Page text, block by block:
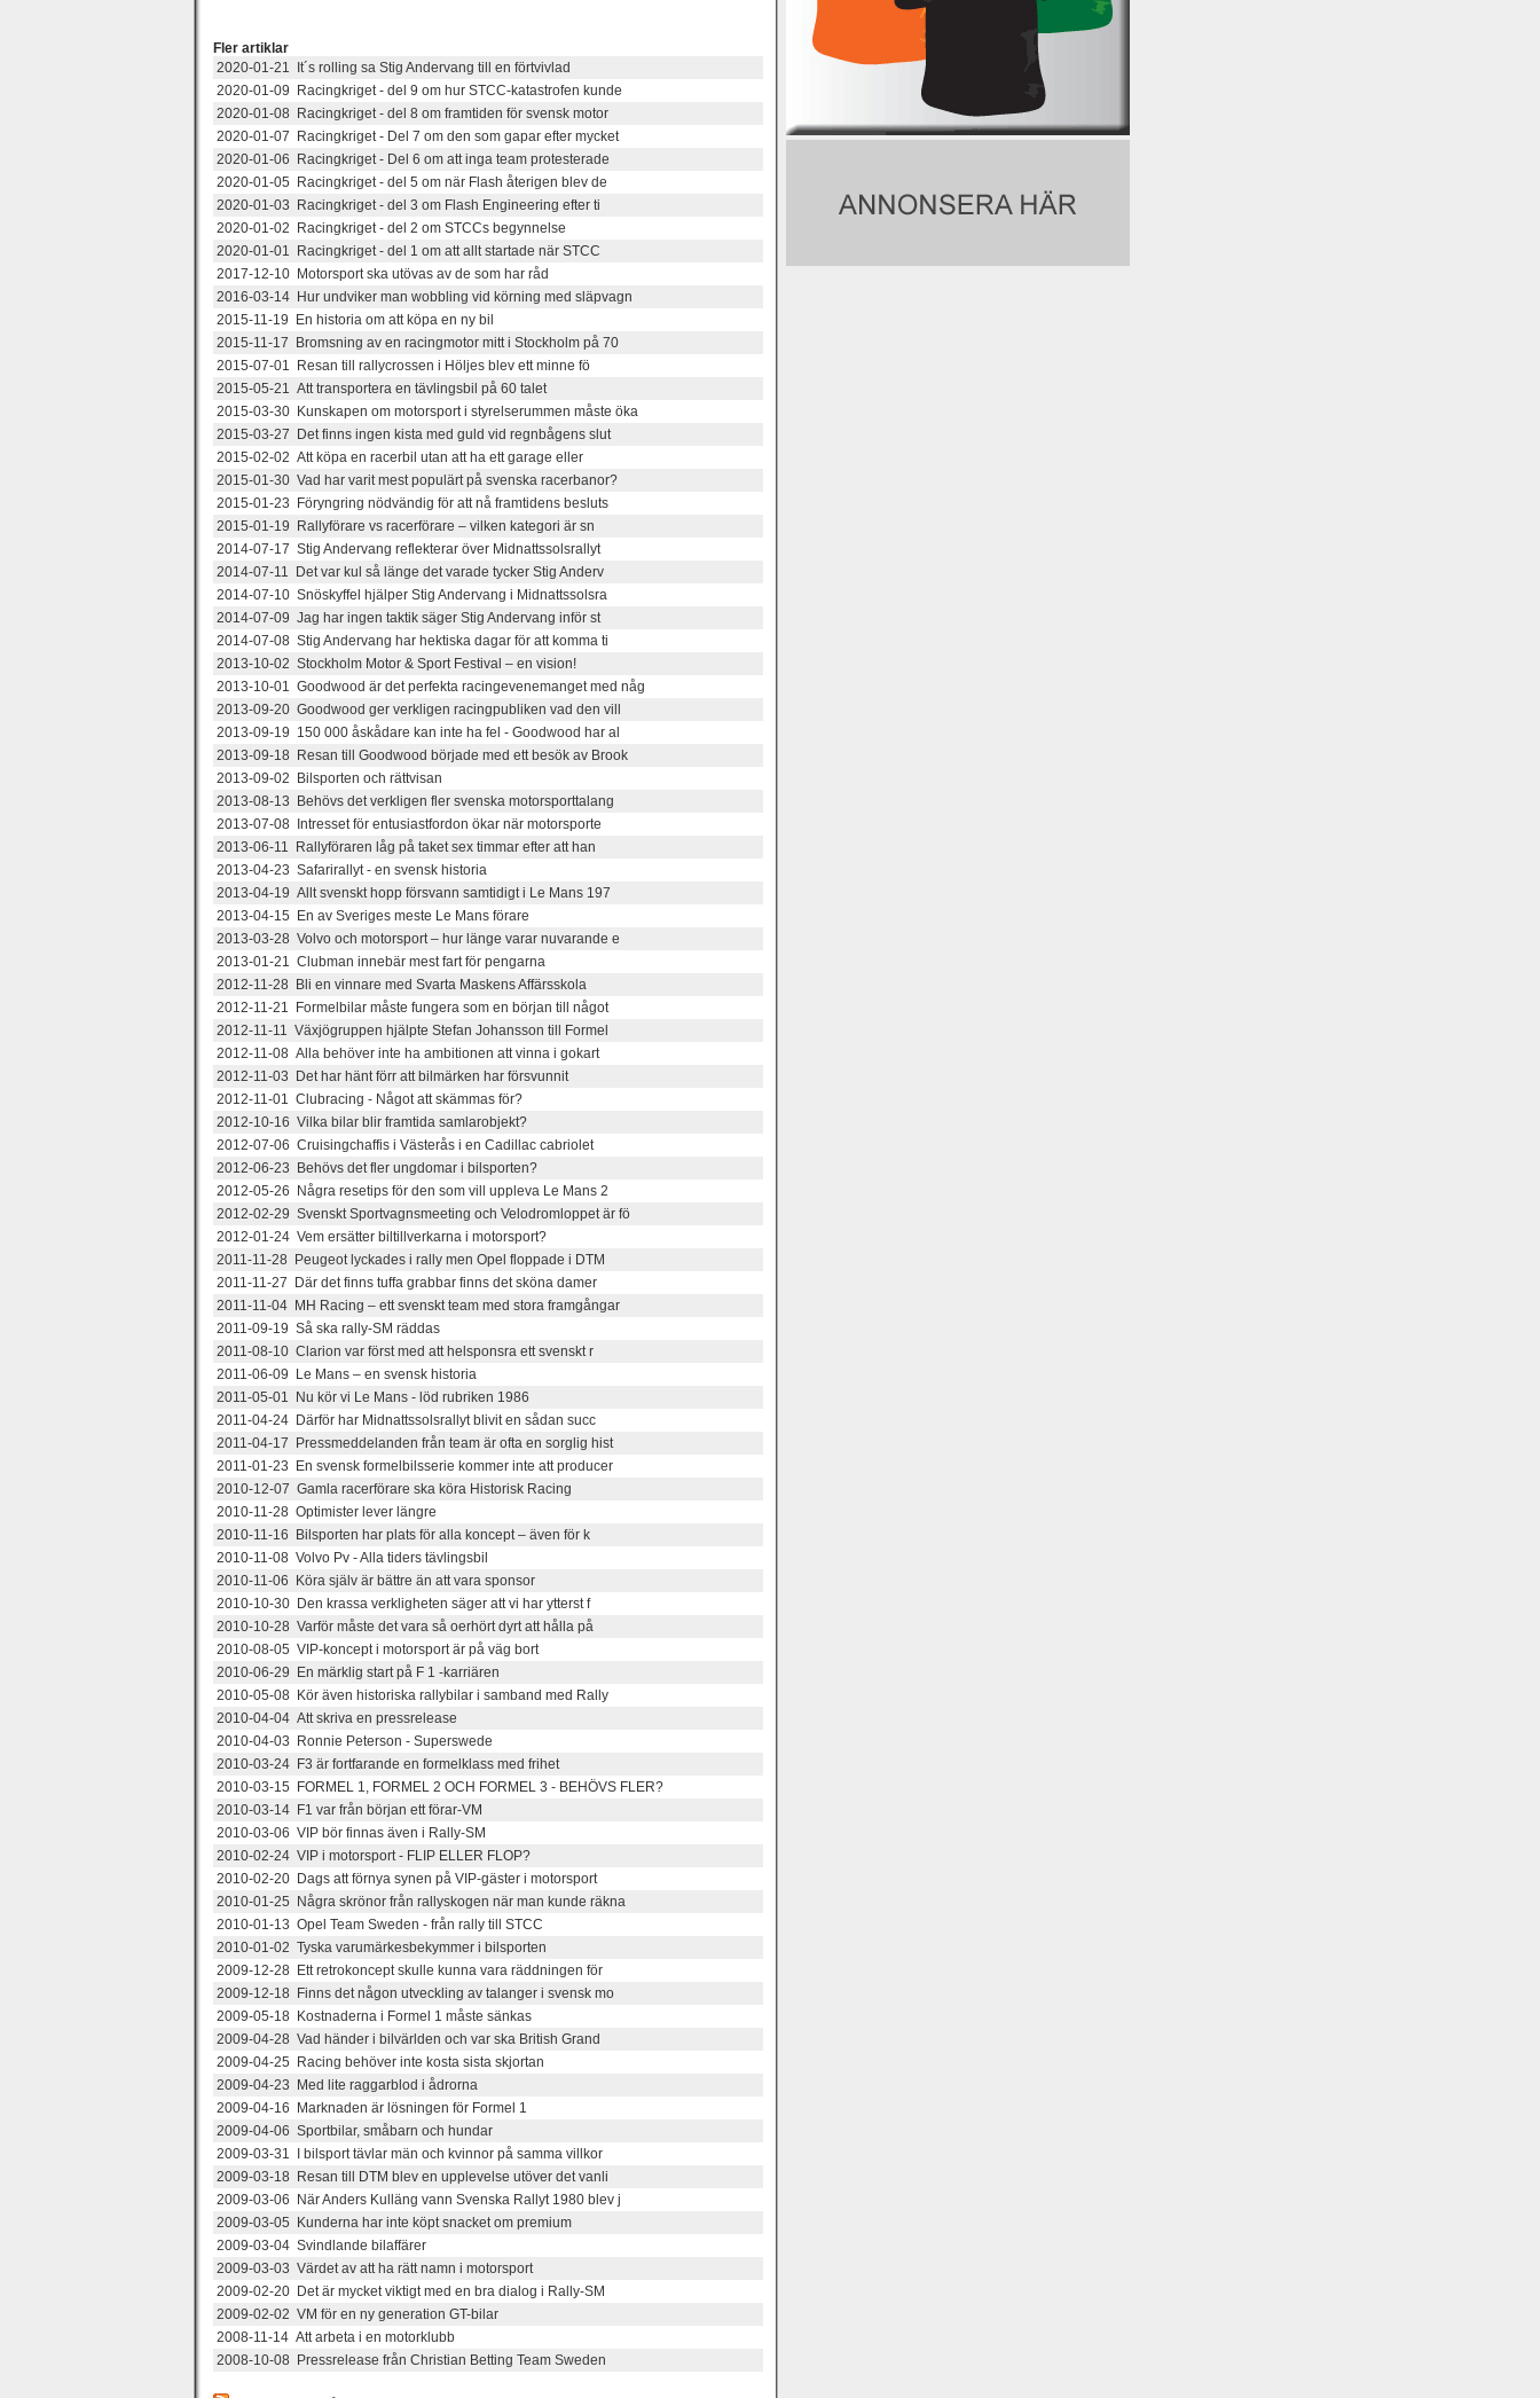
Fler artiklar
2020-01-21 It´s rolling sa Stig Andervang till en förtvivlad
2020-01-09 Racingkriget - del 9 om hur STCC-katastrofen kunde
2020-01-08 Racingkriget - del 8 om framtiden för svensk motor
2020-01-07 Racingkriget - Del 7 om den som gapar efter mycket
2020-01-06 Racingkriget - Del 6 om att inga team protesterade
2020-01-05 Racingkriget - del 5 om när Flash återigen blev de
2020-01-03 Racingkriget - del 3 om Flash Engineering efter ti
2020-01-02 Racingkriget - del 2 om STCCs begynnelse
2020-01-01 Racingkriget - del 1 om att allt startade när STCC
2017-12-10 Motorsport ska utövas av de som har råd
2016-03-14 Hur undviker man wobbling vid körning med släpvagn
2015-11-19 En historia om att köpa en ny bil
2015-11-17 Bromsning av en racingmotor mitt i Stockholm på 70
2015-07-01 Resan till rallycrossen i Höljes blev ett minne fö
2015-05-21 Att transportera en tävlingsbil på 60 talet
2015-03-30 Kunskapen om motorsport i styrelserummen måste öka
2015-03-27 Det finns ingen kista med guld vid regnbågens slut
2015-02-02 Att köpa en racerbil utan att ha ett garage eller
2015-01-30 Vad har varit mest populärt på svenska racerbanor?
2015-01-23 Föryngring nödvändig för att nå framtidens besluts
2015-01-19 Rallyförare vs racerförare – vilken kategori är sn
2014-07-17 Stig Andervang reflekterar över Midnattssolsrallyt
2014-07-11 Det var kul så länge det varade tycker Stig Anderv
2014-07-10 Snöskyffel hjälper Stig Andervang i Midnattssolsra
2014-07-09 Jag har ingen taktik säger Stig Andervang inför st
2014-07-08 Stig Andervang har hektiska dagar för att komma ti
2013-10-02 Stockholm Motor & Sport Festival – en vision!
2013-10-01 Goodwood är det perfekta racingevenemanget med någ
2013-09-20 Goodwood ger verkligen racingpubliken vad den vill
2013-09-19 150 000 åskådare kan inte ha fel - Goodwood har al
2013-09-18 Resan till Goodwood började med ett besök av Brook
2013-09-02 Bilsporten och rättvisan
2013-08-13 Behövs det verkligen fler svenska motorsporttalang
2013-07-08 Intresset för entusiastfordon ökar när motorsporte
2013-06-11 Rallyföraren låg på taket sex timmar efter att han
2013-04-23 Safarirallyt - en svensk historia
2013-04-19 Allt svenskt hopp försvann samtidigt i Le Mans 197
2013-04-15 En av Sveriges meste Le Mans förare
2013-03-28 Volvo och motorsport – hur länge varar nuvarande e
2013-01-21 Clubman innebär mest fart för pengarna
2012-11-28 Bli en vinnare med Svarta Maskens Affärsskola
2012-11-21 Formelbilar måste fungera som en början till något
2012-11-11 Växjögruppen hjälpte Stefan Johansson till Formel
2012-11-08 Alla behöver inte ha ambitionen att vinna i gokart
2012-11-03 Det har hänt förr att bilmärken har försvunnit
2012-11-01 Clubracing - Något att skämmas för?
2012-10-16 Vilka bilar blir framtida samlarobjekt?
2012-07-06 Cruisingchaffis i Västerås i en Cadillac cabriolet
2012-06-23 Behövs det fler ungdomar i bilsporten?
2012-05-26 Några resetips för den som vill uppleva Le Mans 2
2012-02-29 Svenskt Sportvagnsmeeting och Velodromloppet är fö
2012-01-24 Vem ersätter biltillverkarna i motorsport?
2011-11-28 Peugeot lyckades i rally men Opel floppade i DTM
2011-11-27 Där det finns tuffa grabbar finns det sköna damer
2011-11-04 MH Racing – ett svenskt team med stora framgångar
2011-09-19 Så ska rally-SM räddas
2011-08-10 Clarion var först med att helsponsra ett svenskt r
2011-06-09 Le Mans – en svensk historia
2011-05-01 Nu kör vi Le Mans - löd rubriken 1986
2011-04-24 Därför har Midnattssolsrallyt blivit en sådan succ
2011-04-17 Pressmeddelanden från team är ofta en sorglig hist
2011-01-23 En svensk formelbilsserie kommer inte att producer
2010-12-07 Gamla racerförare ska köra Historisk Racing
2010-11-28 Optimister lever längre
2010-11-16 Bilsporten har plats för alla koncept – även för k
2010-11-08 Volvo Pv - Alla tiders tävlingsbil
2010-11-06 Köra själv är bättre än att vara sponsor
2010-10-30 Den krassa verkligheten säger att vi har ytterst f
2010-10-28 Varför måste det vara så oerhört dyrt att hålla på
2010-08-05 VIP-koncept i motorsport är på väg bort
2010-06-29 En märklig start på F 1 -karriären
2010-05-08 Kör även historiska rallybilar i samband med Rally
2010-04-04 Att skriva en pressrelease
2010-04-03 Ronnie Peterson - Superswede
2010-03-24 F3 är fortfarande en formelklass med frihet
2010-03-15 FORMEL 1, FORMEL 2 OCH FORMEL 3 - BEHÖVS FLER?
2010-03-14 F1 var från början ett förar-VM
2010-03-06 VIP bör finnas även i Rally-SM
2010-02-24 VIP i motorsport - FLIP ELLER FLOP?
2010-02-20 Dags att förnya synen på VIP-gäster i motorsport
2010-01-25 Några skrönor från rallyskogen när man kunde räkna
2010-01-13 Opel Team Sweden - från rally till STCC
2010-01-02 Tyska varumärkesbekymmer i bilsporten
2009-12-28 Ett retrokoncept skulle kunna vara räddningen för
2009-12-18 Finns det någon utveckling av talanger i svensk mo
2009-05-18 Kostnaderna i Formel 1 måste sänkas
2009-04-28 Vad händer i bilvärlden och var ska British Grand
2009-04-25 Racing behöver inte kosta sista skjortan
2009-04-23 Med lite raggarblod i ådrorna
2009-04-16 Marknaden är lösningen för Formel 1
2009-04-06 Sportbilar, småbarn och hundar
2009-03-31 I bilsport tävlar män och kvinnor på samma villkor
2009-03-18 Resan till DTM blev en upplevelse utöver det vanli
2009-03-06 När Anders Kulläng vann Svenska Rallyt 1980 blev j
2009-03-05 Kunderna har inte köpt snacket om premium
2009-03-04 Svindlande bilaffärer
2009-03-03 Värdet av att ha rätt namn i motorsport
2009-02-20 Det är mycket viktigt med en bra dialog i Rally-SM
2009-02-02 VM för en ny generation GT-bilar
2008-11-14 Att arbeta i en motorklubb
2008-10-08 Pressrelease från Christian Betting Team Sweden